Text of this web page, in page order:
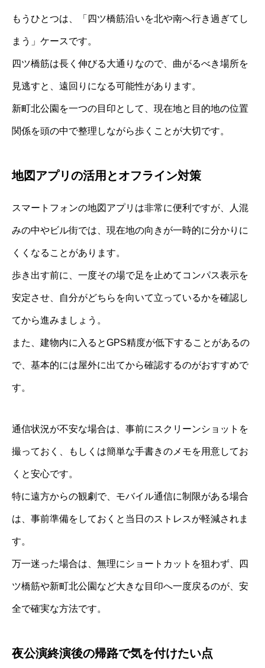
もうひとつは、「四ツ橋筋沿いを北や南へ行き過ぎてし
まう」ケースです。
四ツ橋筋は長く伸びる大通りなので、曲がるべき場所を
見逃すと、遠回りになる可能性があります。
新町北公園を一つの目印として、現在地と目的地の位置
関係を頭の中で整理しながら歩くことが大切です。
地図アプリの活用とオフライン対策
スマートフォンの地図アプリは非常に便利ですが、人混
みの中やビル街では、現在地の向きが一時的に分かりに
くくなることがあります。
歩き出す前に、一度その場で足を止めてコンパス表示を
安定させ、自分がどちらを向いて立っているかを確認し
てから進みましょう。
また、建物内に入るとGPS精度が低下することがあるの
で、基本的には屋外に出てから確認するのがおすすめで
す。
通信状況が不安な場合は、事前にスクリーンショットを
撮っておく、もしくは簡単な手書きのメモを用意してお
くと安心です。
特に遠方からの観劇で、モバイル通信に制限がある場合
は、事前準備をしておくと当日のストレスが軽減されま
す。
万一迷った場合は、無理にショートカットを狙わず、四
ツ橋筋や新町北公園など大きな目印へ一度戻るのが、安
全で確実な方法です。
夜公演終演後の帰路で気を付けたい点